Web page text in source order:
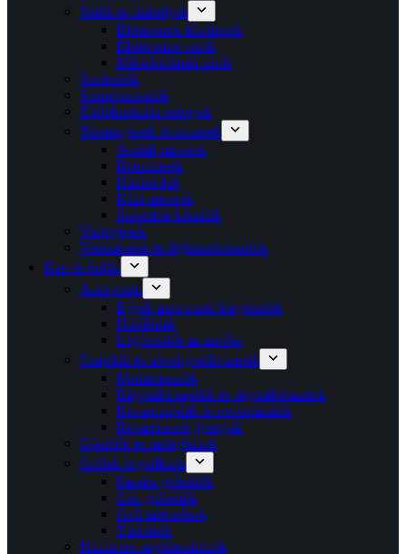
Sütők és tűzhelyek
Elektromos főzőlapok
Elektromos sütők
Mikrohullámú sütők
Szeletelők
Szendvicssütők
Többfunkciós edények
Turmixgépek és mixerek
Asztali mixerek
Botmixerek
Húsbárdok
Kézi mixerek
Smoothie készítők
Varrógépek
Ventilátorok és légkondicionálók
Kert és hobbi
Auto-moto
Egyéb auto-moto kiegészítők
Hűtőládák
Légfrissítők az autóba
Csapdák és növényvédő szerek
Madárriasztók
Rágcsálócsapdák és rágcsálóriasztók
Rovarcsapdák és rovarriasztók
Rovarriasztó gyertyák
Gőzölők és melegházak
Grillek és grillezés
Faszén grillsütők
Gáz grillsütők
Grill tartozékok
Tűzrakók
Háztartási segédeszközök